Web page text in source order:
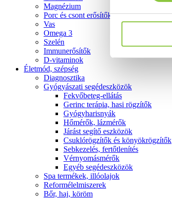
Magnézium
Porc és csont erősítők
Vas
Omega 3
Szelén
Immunerősítők
D-vitaminok
Életmód, szépség
Diagnosztika
Gyógyászati segédeszközök
Fekvőbeteg-ellátás
Gerinc terápia, hasi rögzítők
Gyógyharisnyák
Hőmérők, lázmérők
Járást segítő eszközök
Csuklórögzítők és könyökrögzítők
Sebkezelés, fertőtlenítés
Vérnyomásmérők
Egyéb segédeszközök
Spa termékek, illóolajok
Reformélelmiszerek
Bőr, haj, köröm